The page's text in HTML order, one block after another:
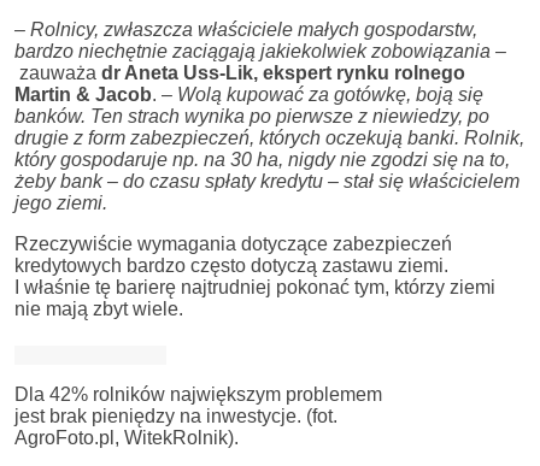
– Rolnicy, zwłaszcza właściciele małych gospodarstw,
bardzo niechętnie zaciągają jakiekolwiek zobowiązania –
zauważa dr Aneta Uss-Lik, ekspert rynku rolnego
Martin & Jacob. – Wolą kupować za gotówkę, boją się
banków. Ten strach wynika po pierwsze z niewiedzy, po
drugie z form zabezpieczeń, których oczekują banki. Rolnik,
który gospodaruje np. na 30 ha, nigdy nie zgodzi się na to,
żeby bank – do czasu spłaty kredytu – stał się właścicielem
jego ziemi.
Rzeczywiście wymagania dotyczące zabezpieczeń
kredytowych bardzo często dotyczą zastawu ziemi.
I właśnie tę barierę najtrudniej pokonać tym, którzy ziemi
nie mają zbyt wiele.
Dla 42% rolników największym problemem
jest brak pieniędzy na inwestycje. (fot.
AgroFoto.pl, WitekRolnik).